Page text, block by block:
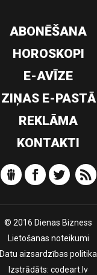
ABONĒŠANA
HOROSKOPI
E-AVĪZE
ZIŅAS E-PASTĀ
REKLĀMA
KONTAKTI
© 2016 Dienas Bizness
Lietošanas noteikumi
Datu aizsardzības politika
Izstrādāts: codeart.lv